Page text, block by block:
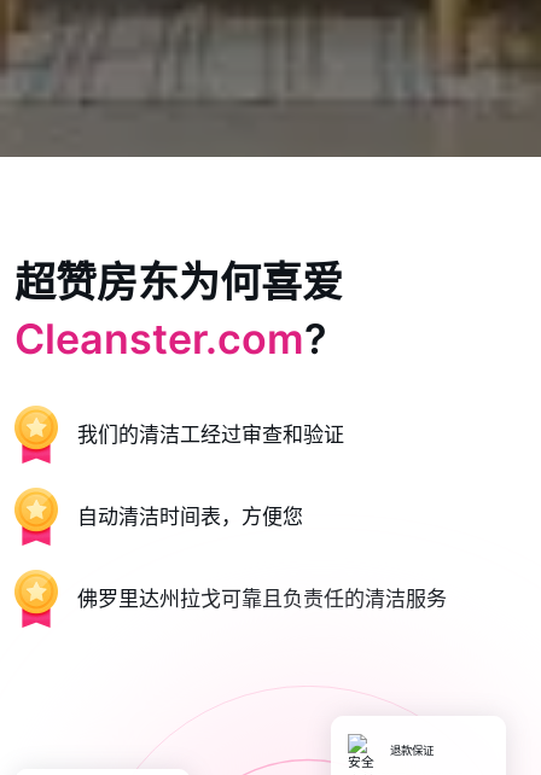
超赞房东为何喜爱
Cleanster.com?
我们的清洁工经过审查和验证
自动清洁时间表，方便您
佛罗里达州拉戈可靠且负责任的清洁服务
退款保证